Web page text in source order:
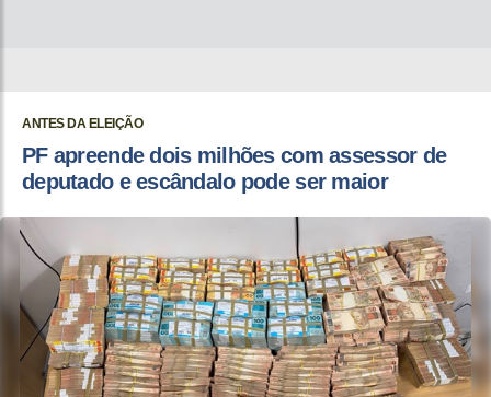
ANTES DA ELEIÇÃO
PF apreende dois milhões com assessor de
deputado e escândalo pode ser maior